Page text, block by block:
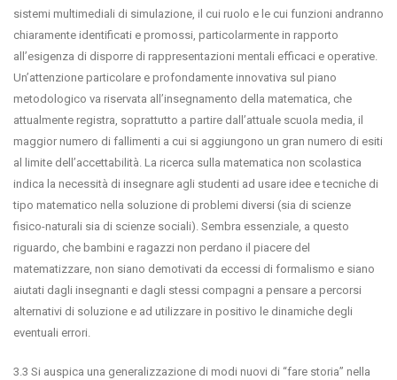
sistemi multimediali di simulazione, il cui ruolo e le cui funzioni andranno
chiaramente identificati e promossi, particolarmente in rapporto
all’esigenza di disporre di rappresentazioni mentali efficaci e operative.
Un’attenzione particolare e profondamente innovativa sul piano
metodologico va riservata all’insegnamento della matematica, che
attualmente registra, soprattutto a partire dall’attuale scuola media, il
maggior numero di fallimenti a cui si aggiungono un gran numero di esiti
al limite dell’accettabilità. La ricerca sulla matematica non scolastica
indica la necessità di insegnare agli studenti ad usare idee e tecniche di
tipo matematico nella soluzione di problemi diversi (sia di scienze
fisico-naturali sia di scienze sociali). Sembra essenziale, a questo
riguardo, che bambini e ragazzi non perdano il piacere del
matematizzare, non siano demotivati da eccessi di formalismo e siano
aiutati dagli insegnanti e dagli stessi compagni a pensare a percorsi
alternativi di soluzione e ad utilizzare in positivo le dinamiche degli
eventuali errori.
3.3 Si auspica una generalizzazione di modi nuovi di “fare storia” nella